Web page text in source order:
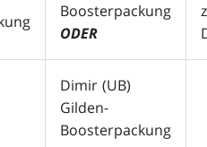
Boosterpackung
ODER
Dimir (UB)
Gilden-
Boosterpackung